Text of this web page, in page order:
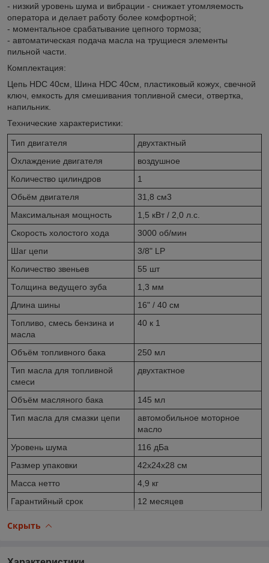
- низкий уровень шума и вибрации - снижает утомляемость
оператора и делает работу более комфортной;
- моментальное срабатывание цепного тормоза;
- автоматическая подача масла на трущиеся элементы
пильной части.
Комплектация:
Цепь HDC 40см, Шина HDC 40см, пластиковый кожух, cвечной
ключ, емкость для смешивания топливной смеси, отвертка,
напильник.
Технические характеристики:
Тип двигателя
двухтактный
Охлаждение двигателя
воздушное
Количество цилиндров
1
Обьём двигателя
31,8 см3
Максимальная мощность
1,5 кВт / 2,0 л.с.
Скорость холостого хода
3000 об/мин
Шаг цепи
3/8" LP
Количество звеньев
55 шт
Толщина ведущего зуба
1,3 мм
Длина шины
16" / 40 см
Топливо, смесь бензина и
масла
40 к 1
Объём топливного бака
250 мл
Тип масла для топливной
смеси
двухтактное
Объём масляного бака
145 мл
Тип масла для смазки цепи
автомобильное моторное
масло
Уровень шума
116 дБа
Размер упаковки
42x24x28 см
Масса нетто
4,9 кг
Гарантийный срок
12 месяцев
Скрыть